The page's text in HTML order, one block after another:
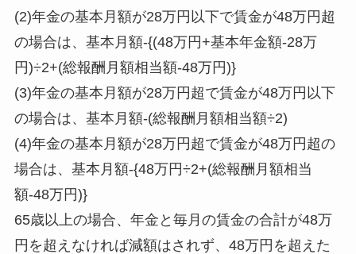
(2)年金の基本月額が28万円以下で賃金が48万円超
の場合は、基本月額-{(48万円+基本年金額-28万
円)÷2+(総報酬月額相当額-48万円)}
(3)年金の基本月額が28万円超で賃金が48万円以下
の場合は、基本月額-(総報酬月額相当額÷2)
(4)年金の基本月額が28万円超で賃金が48万円超の
場合は、基本月額-{48万円÷2+(総報酬月額相当
額-48万円)}
65歳以上の場合、年金と毎月の賃金の合計が48万
円を超えなければ減額はされず、48万円を超えた